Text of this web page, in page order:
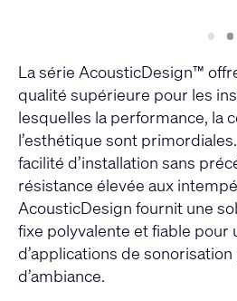
Slide
1 2
La série AcousticDesign™
qualité supérieure pour les
lesquelles la performance, la
l’esthétique sont
facilité d’installation sans
résistance élevée aux
AcousticDesign fournit une
fixe polyvalente et fiable pour
d’applications de
d’ambiance.